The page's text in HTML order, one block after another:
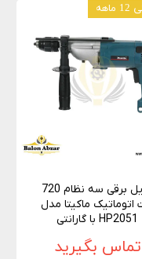
دریل برقی سه نظام 720
اتوماتیک ماکیتا مدل
HP2051 با گارانتی
تماس بگیرید